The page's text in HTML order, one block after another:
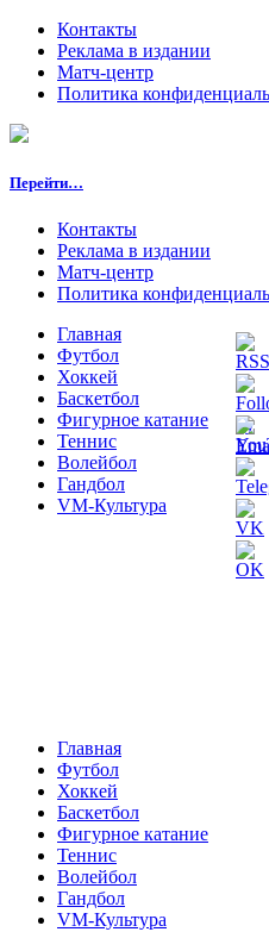
Контакты
Реклама в издании
Матч-центр
Политика
Перейти…
Контакты
Реклама в издании
Матч-центр
Политика
Главная
Футбол
Хоккей
Баскетбол
Фигурное катание
Теннис
Волейбол
Гандбол
VM-Культура
Главная
Футбол
Хоккей
Баскетбол
Фигурное катание
Теннис
Волейбол
Гандбол
VM-Культура